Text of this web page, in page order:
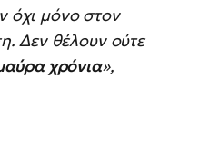
όχι μόνο στον
Δεν θέλουν ούτε
χρόνια»,